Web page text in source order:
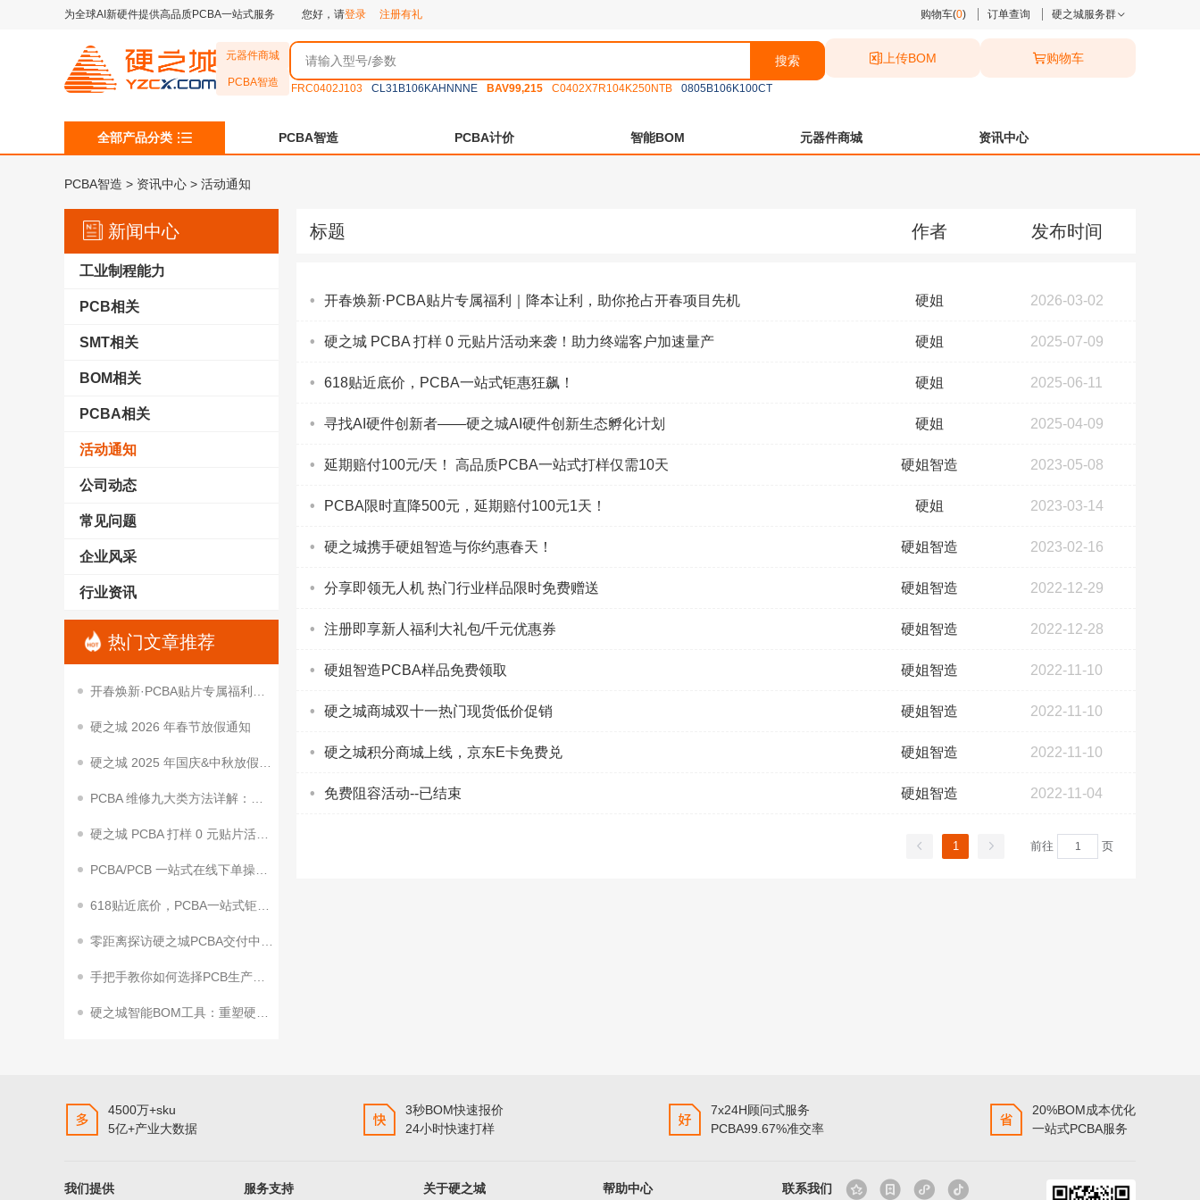
为全球AI新硬件提供高品质PCBA一站式服务 您好，请登录 注册有礼 购物车(0) 订单查询 硬之城服务群
元器件商城
PCBA智造
搜索
FRC0402J103 CL31B106KAHNNNE BAV99,215 C0402X7R104K250NTB 0805B106K100CT
上传BOM 购物车
全部产品分类 PCBA智造 PCBA计价 智能BOM 元器件商城 资讯中心
PCBA智造 > 资讯中心 > 活动通知
新闻中心
工业制程能力
PCB相关
SMT相关
BOM相关
PCBA相关
活动通知
公司动态
常见问题
企业风采
行业资讯
热门文章推荐
开春焕新·PCBA贴片专属福利｜降本让利，助你抢占开春项目先机
硬之城 2026 年春节放假通知
硬之城 2025 年国庆&中秋放假通知
PCBA 维修九大类方法详解：从基础到进阶的实用技巧
硬之城 PCBA 打样 0 元贴片活动来袭！助力终端客户加速量产
PCBA/PCB 一站式在线下单操作指南
618贴近底价，PCBA一站式钜惠狂飙！
零距离探访硬之城PCBA交付中心2期来了
手把手教你如何选择PCB生产工艺参数
硬之城智能BOM工具：重塑硬件研发效率，赋能企业创新升级
标题 作者 发布时间
开春焕新·PCBA贴片专属福利｜降本让利，助你抢占开春项目先机 硬姐 2026-03-02
硬之城 PCBA 打样 0 元贴片活动来袭！助力终端客户加速量产 硬姐 2025-07-09
618贴近底价，PCBA一站式钜惠狂飙！ 硬姐 2025-06-11
寻找AI硬件创新者——硬之城AI硬件创新生态孵化计划 硬姐 2025-04-09
延期赔付100元/天！ 高品质PCBA一站式打样仅需10天 硬姐智造 2023-05-08
PCBA限时直降500元，延期赔付100元1天！ 硬姐 2023-03-14
硬之城携手硬姐智造与你约惠春天！ 硬姐智造 2023-02-16
分享即领无人机 热门行业样品限时免费赠送 硬姐智造 2022-12-29
注册即享新人福利大礼包/千元优惠券 硬姐智造 2022-12-28
硬姐智造PCBA样品免费领取 硬姐智造 2022-11-10
硬之城商城双十一热门现货低价促销 硬姐智造 2022-11-10
硬之城积分商城上线，京东E卡免费兑 硬姐智造 2022-11-10
免费阻容活动--已结束 硬姐智造 2022-11-04
1 前往 页
4500万+sku
5亿+产业大数据
3秒BOM快速报价
24小时快速打样
7x24H顾问式服务
PCBA99.67%准交率
20%BOM成本优化
一站式PCBA服务
我们提供 服务支持 关于硬之城 帮助中心 联系我们